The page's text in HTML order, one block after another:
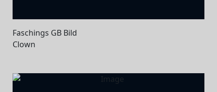
Faschings GB Bild
Clown